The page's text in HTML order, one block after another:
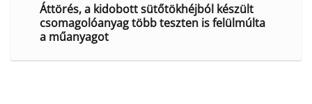
Áttörés, a kidobott sütőtökhéjból készült
csomagolóanyag több teszten is felülmúlta
a műanyagot